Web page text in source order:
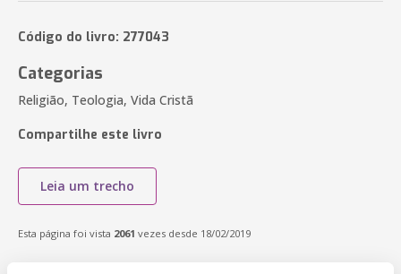
Código do livro: 277043
Categorias
Religião, Teologia, Vida Cristã
Compartilhe este livro
Leia um trecho
Esta página foi vista 2061 vezes desde 18/02/2019